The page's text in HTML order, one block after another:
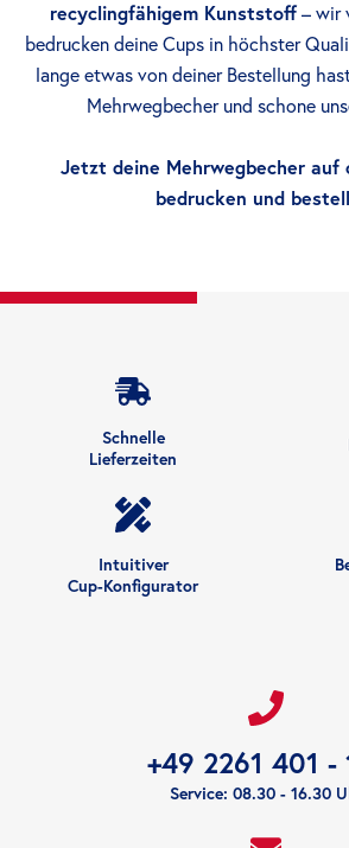
recyclingfähigem Kunststoff – wir
bedrucken deine Cups in höchster
lange etwas von deiner Bestellung
Mehrwegbecher und schone
Jetzt deine Mehrwegbecher auf
bedrucken und
Schnelle
Lieferzeiten
Intuitiver
Cup-Konfigurator
+49 2261 401 -
Service: 08.30 - 16.30